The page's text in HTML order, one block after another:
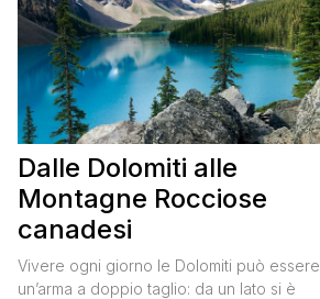
Dalle Dolomiti alle
Montagne Rocciose
canadesi
Vivere ogni giorno le Dolomiti può essere
un’arma a doppio taglio: da un lato si è